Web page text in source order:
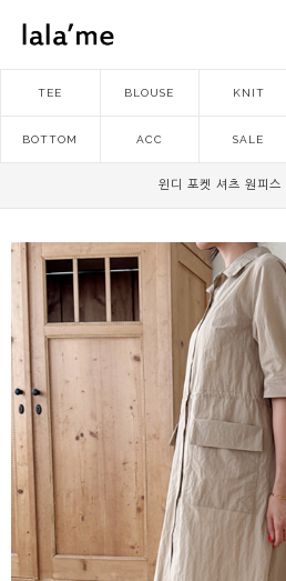
TEE BLOUSE KNIT
BOTTOM ACC SALE
윈디 포켓 셔츠 원피